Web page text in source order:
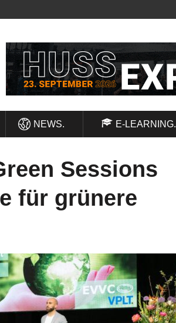
NEWS. E-LEARNING.
Sessions
für grünere